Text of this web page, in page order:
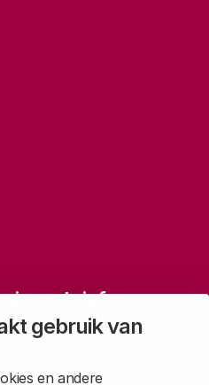
gebruik van
en andere
van ons laatste
achter.